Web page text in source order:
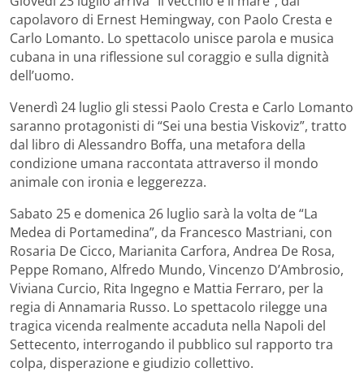
capolavoro di Ernest Hemingway, con Paolo Cresta e
Carlo Lomanto. Lo spettacolo unisce parola e musica
cubana in una riflessione sul coraggio e sulla dignità
dell’uomo.
Venerdì 24 luglio gli stessi Paolo Cresta e Carlo Lomanto
saranno protagonisti di “Sei una bestia Viskoviz”, tratto
dal libro di Alessandro Boffa, una metafora della
condizione umana raccontata attraverso il mondo
animale con ironia e leggerezza.
Sabato 25 e domenica 26 luglio sarà la volta de “La
Medea di Portamedina”, da Francesco Mastriani, con
Rosaria De Cicco, Marianita Carfora, Andrea De Rosa,
Peppe Romano, Alfredo Mundo, Vincenzo D’Ambrosio,
Viviana Curcio, Rita Ingegno e Mattia Ferraro, per la
regia di Annamaria Russo. Lo spettacolo rilegge una
tragica vicenda realmente accaduta nella Napoli del
Settecento, interrogando il pubblico sul rapporto tra
colpa, disperazione e giudizio collettivo.